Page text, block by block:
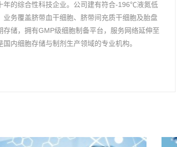
年的综合性科技企业。公司建有符合-196℃液氮低
业务覆盖脐带血干细胞、脐带间充质干细胞及胎盘
存储，拥有GMP级细胞制备平台，服务网络延伸至
内细胞存储与制剂生产领域的专业机构。